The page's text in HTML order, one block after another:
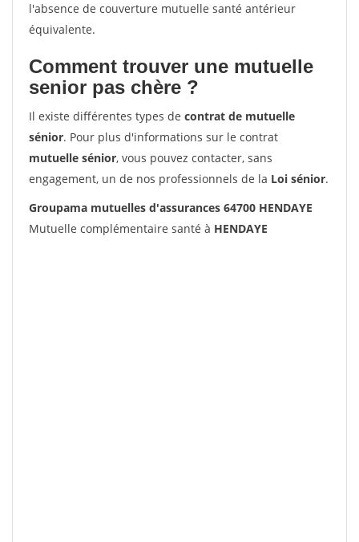
l'absence de couverture mutuelle santé antérieur
équivalente.
Comment trouver une mutuelle
senior pas chère ?
Il existe différentes types de contrat de mutuelle
sénior. Pour plus d'informations sur le contrat
mutuelle sénior, vous pouvez contacter, sans
engagement, un de nos professionnels de la Loi sénior.
Groupama mutuelles d'assurances 64700 HENDAYE
Mutuelle complémentaire santé à HENDAYE